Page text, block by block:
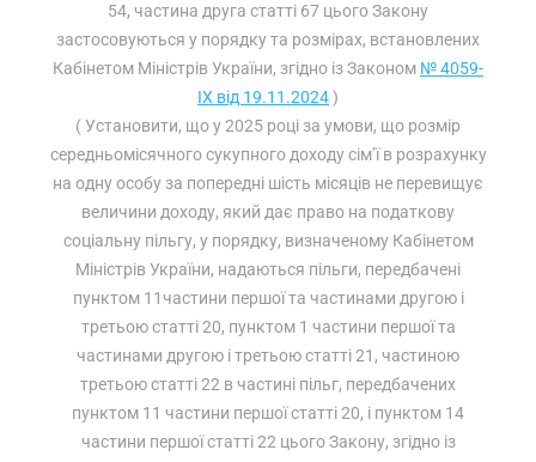
54, частина друга статті 67 цього Закону
застосовуються у порядку та розмірах, встановлених
Кабінетом Міністрів України, згідно із Законом № 4059-
IX від 19.11.2024)
( Установити, що у 2025 році за умови, що розмір
середньомісячного сукупного доходу сім’ї в розрахунку
на одну особу за попередні шість місяців не перевищує
величини доходу, який дає право на податкову
соціальну пільгу, у порядку, визначеному Кабінетом
Міністрів України, надаються пільги, передбачені
пунктом 11частини першої та частинами другою і
третьою статті 20, пунктом 1 частини першої та
частинами другою і третьою статті 21, частиною
третьою статті 22 в частині пільг, передбачених
пунктом 11 частини першої статті 20, і пунктом 14
частини першої статті 22 цього Закону, згідно із